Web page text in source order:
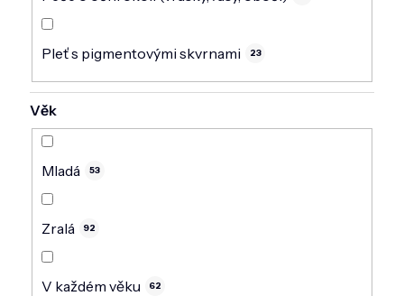
Pleť s pigmentovými skvrnami 23
Věk
Mladá 53
Zralá 92
V každém věku 62